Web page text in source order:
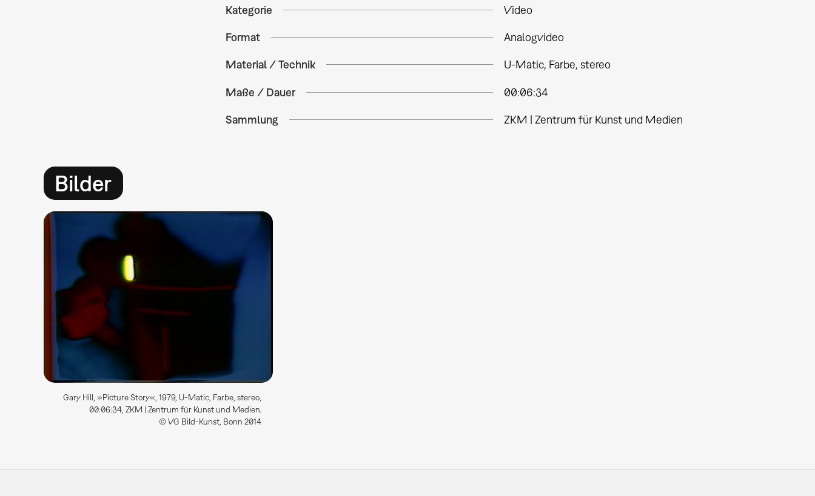
Kategorie Video
Format Analogvideo
Material / Technik U-Matic, Farbe, stereo
Maße / Dauer 00:06:34
Sammlung ZKM | Zentrum für Kunst und Medien
Bilder
Gary Hill, »Picture Story«, 1979, U-Matic, Farbe, stereo,
00:06:34, ZKM | Zentrum für Kunst und Medien.
© VG Bild-Kunst, Bonn 2014